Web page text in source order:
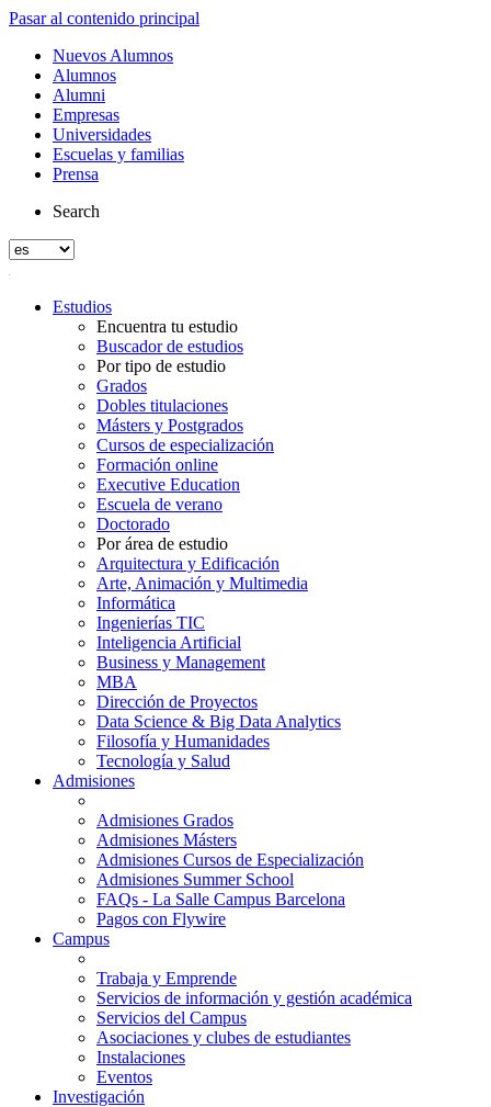
Pasar al contenido principal
Nuevos Alumnos
Alumnos
Alumni
Empresas
Universidades
Escuelas y familias
Prensa
Search
Estudios
Encuentra tu estudio
Buscador de estudios
Por tipo de estudio
Grados
Dobles titulaciones
Másters y Postgrados
Cursos de especialización
Formación online
Executive Education
Escuela de verano
Doctorado
Por área de estudio
Arquitectura y Edificación
Arte, Animación y Multimedia
Informática
Ingenierías TIC
Inteligencia Artificial
Business y Management
MBA
Dirección de Proyectos
Data Science & Big Data Analytics
Filosofía y Humanidades
Tecnología y Salud
Admisiones
Admisiones Grados
Admisiones Másters
Admisiones Cursos de Especialización
Admisiones Summer School
FAQs - La Salle Campus Barcelona
Pagos con Flywire
Campus
Trabaja y Emprende
Servicios de información y gestión académica
Servicios del Campus
Asociaciones y clubes de estudiantes
Instalaciones
Eventos
Investigación